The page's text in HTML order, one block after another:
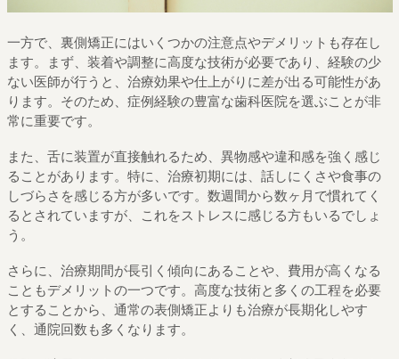
一方で、裏側矯正にはいくつかの注意点やデメリットも存在し
ます。まず、装着や調整に高度な技術が必要であり、経験の少
ない医師が行うと、治療効果や仕上がりに差が出る可能性があ
ります。そのため、症例経験の豊富な歯科医院を選ぶことが非
常に重要です。
また、舌に装置が直接触れるため、異物感や違和感を強く感じ
ることがあります。特に、治療初期には、話しにくさや食事の
しづらさを感じる方が多いです。数週間から数ヶ月で慣れてく
るとされていますが、これをストレスに感じる方もいるでしょ
う。
さらに、治療期間が長引く傾向にあることや、費用が高くなる
こともデメリットの一つです。高度な技術と多くの工程を必要
とすることから、通常の表側矯正よりも治療が長期化しやす
く、通院回数も多くなります。